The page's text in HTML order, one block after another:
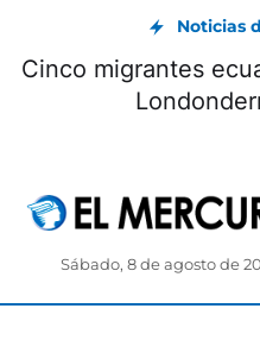
Noticias
Cinco migrantes
Sábado, 8 de agosto de